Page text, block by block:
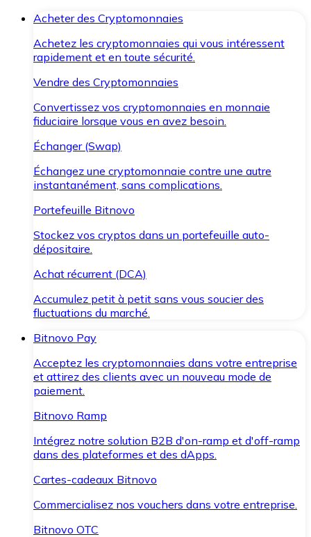
Acheter des Cryptomonnaies
Achetez les cryptomonnaies qui vous intéressent
rapidement et en toute sécurité.
Vendre des Cryptomonnaies
Convertissez vos cryptomonnaies en monnaie
fiduciaire lorsque vous en avez besoin.
Échanger (Swap)
Échangez une cryptomonnaie contre une autre
instantanément, sans complications.
Portefeuille Bitnovo
Stockez vos cryptos dans un portefeuille auto-
dépositaire.
Achat récurrent (DCA)
Accumulez petit à petit sans vous soucier des
fluctuations du marché.
Bitnovo Pay
Acceptez les cryptomonnaies dans votre entreprise
et attirez des clients avec un nouveau mode de
paiement.
Bitnovo Ramp
Intégrez notre solution B2B d'on-ramp et d'off-ramp
dans des plateformes et des dApps.
Cartes-cadeaux Bitnovo
Commercialisez nos vouchers dans votre entreprise.
Bitnovo OTC